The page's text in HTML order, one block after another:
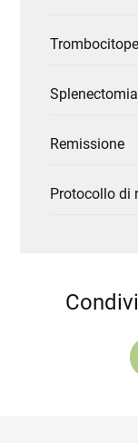
Splenectomia
Remissione
Protocollo di